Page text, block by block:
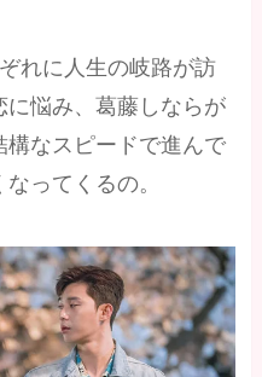
れに人生の岐路が訪
悩み、葛藤しならが
構なスピードで進んで
ってくるの。